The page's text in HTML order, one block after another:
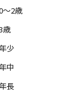
～2歳
歳
少
中
長